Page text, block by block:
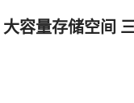
大容量存储空间